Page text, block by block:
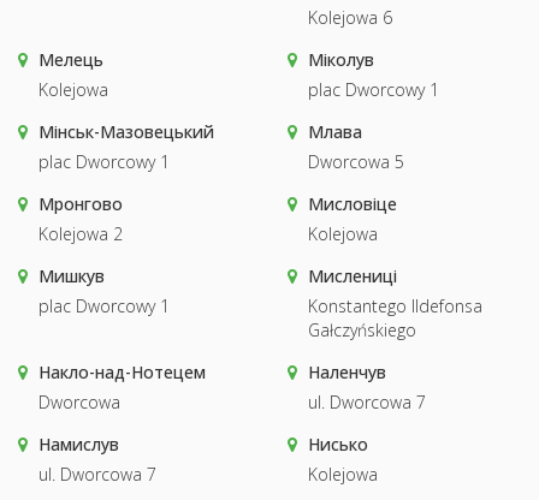
Kolejowa 6
Мелець
Kolejowa
Міколув
plac Dworcowy 1
Мінськ-Мазовецький
plac Dworcowy 1
Млава
Dworcowa 5
Мронгово
Kolejowa 2
Мисловіце
Kolejowa
Мишкув
plac Dworcowy 1
Мислениці
Konstantego Ildefonsa
Gałczyńskiego
Накло-над-Нотецем
Dworcowa
Наленчув
ul. Dworcowa 7
Намислув
ul. Dworcowa 7
Нисько
Kolejowa